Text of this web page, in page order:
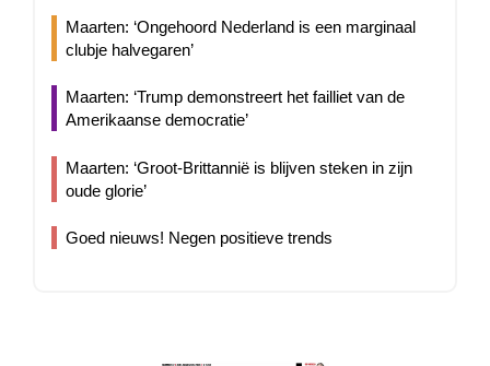
Maarten: ‘Ongehoord Nederland is een marginaal
clubje halvegaren’
Maarten: ‘Trump demonstreert het failliet van de
Amerikaanse democratie’
Maarten: ‘Groot-Brittannië is blijven steken in zijn
oude glorie’
Goed nieuws! Negen positieve trends